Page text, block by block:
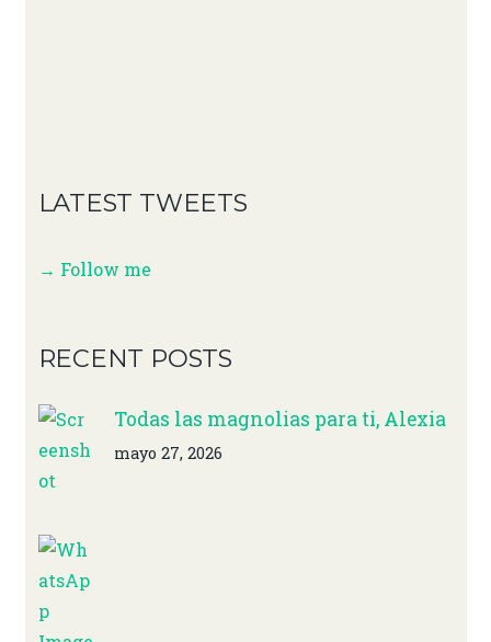
LATEST TWEETS
→ Follow me
RECENT POSTS
Todas las magnolias para ti, Alexia
mayo 27, 2026